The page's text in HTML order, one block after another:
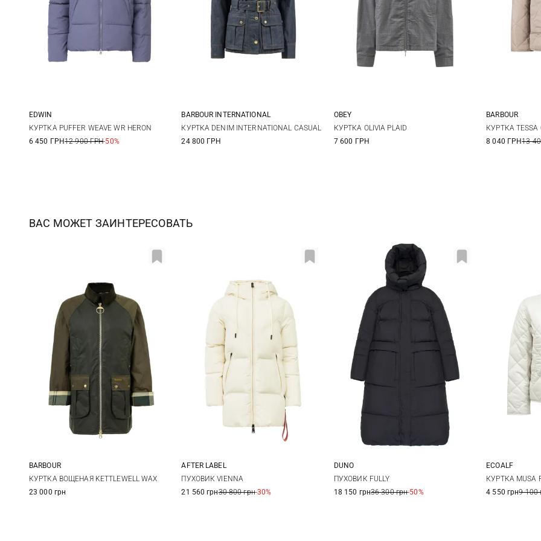
XS S M
EDWIN
КУРТКА PUFFER WEAVE WR HERON
6 450 ГРН12 900 ГРН-50%
8 10 12 14
BARBOUR INTERNATIONAL
КУРТКА DENIM INTERNATIONAL CASUAL
24 800 ГРН
XS S
OBEY
КУРТКА OLIVIA PLAID
7 600 ГРН
8
BARBOUR
КУРТКА TESSA
8 040 ГРН13
ВАС МОЖЕТ ЗАИНТЕРЕСОВАТЬ
8 10 12
BARBOUR
КУРТКА ВОЩЕНАЯ KETTLEWELL WAX
23 000 грн
XS S
AFTER LABEL
ПУХОВИК VIENNA
21 560 грн30 800 грн-30%
38 40
DUNO
ПУХОВИК FULLY
18 150 грн36 300 грн-50%
XS
ECOALF
КУРТКА MUSA
4 550 грн9 100